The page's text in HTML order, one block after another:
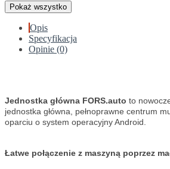
Pokaż wszystko
Opis
Specyfikacja
Opinie (0)
Jednostka główna FORS.auto to
jednostka główna, pełnoprawne centrum
oparciu o system operacyjny Android.
Łatwe połączenie z maszyną poprzez